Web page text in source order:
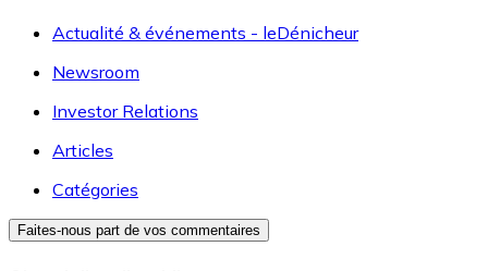
Actualité & événements - leDénicheur
Newsroom
Investor Relations
Articles
Catégories
Faites-nous part de vos commentaires